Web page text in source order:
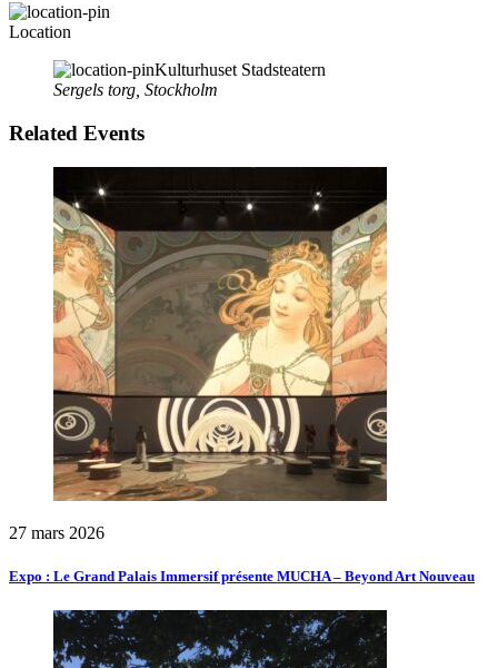
Location
Kulturhuset Stadsteatern
Sergels torg, Stockholm
Related Events
27 mars 2026
Expo : Le Grand Palais Immersif présente MUCHA – Beyond Art Nouveau